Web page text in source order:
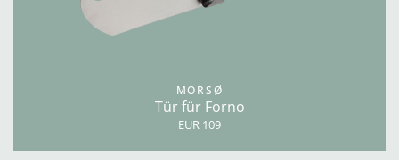
MORSØ
Tür für Forno
EUR 109